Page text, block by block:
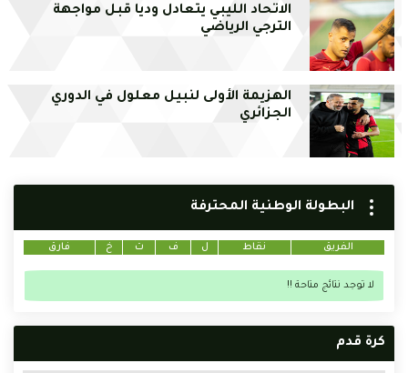
الاتحاد الليبي يتعادل وديا قبل مواجهة
الترجي الرياضي
الهزيمة الأولى لنبيل معلول في الدوري
الجزائري
البطولة الوطنية المحترفة
الفريق نقاط ل ف ت خ فارق
لا توجد نتائج متاحة !!
كرة قدم